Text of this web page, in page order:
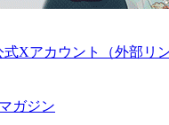
式Xアカウント
（外部リ
ガジン